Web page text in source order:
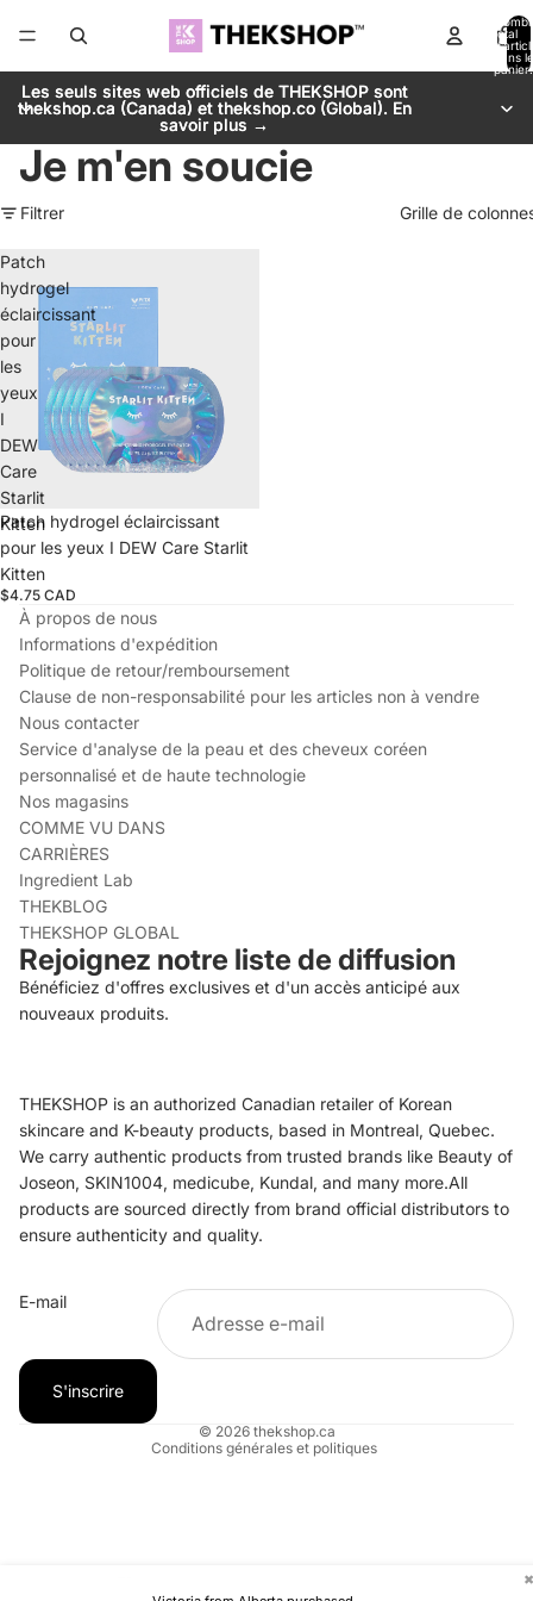
total
dans le
Les seuls sites web officiels de THEKSHOP sont
thekshop.ca (Canada) et thekshop.co (Global). En
savoir plus →
Les seuls sites web officiels de THEKSHOP sont
thekshop.ca (Canada) et thekshop.co (Global). En
savoir plus →
Je m'en soucie
Filtrer Grille de
Patch
hydrogel
éclaircissant
pour
les
yeux
I
DEW
Care
Starlit
Kitten
Épuisé
Patch hydrogel éclaircissant
pour les yeux I DEW Care Starlit
Kitten
$4.75 CAD
À propos de nous
Informations d'expédition
Politique de retour/remboursement
Clause de non-responsabilité pour les articles non à vendre
Nous contacter
Service d'analyse de la peau et des cheveux coréen
personnalisé et de haute technologie
Nos magasins
COMME VU DANS
CARRIÈRES
Ingredient Lab
THEKBLOG
THEKSHOP GLOBAL
Rejoignez notre liste de diffusion
Bénéficiez d'offres exclusives et d'un accès anticipé aux
nouveaux produits.
THEKSHOP is an authorized Canadian retailer of Korean
skincare and K-beauty products, based in Montreal, Quebec.
We carry authentic products from trusted brands like Beauty of
Joseon, SKIN1004, medicube, Kundal, and many more.All
products are sourced directly from brand official distributors to
ensure authenticity and quality.
E-mail
S'inscrire
© 2026 thekshop.ca
Conditions générales et politiques
Politique de confidentialité
Conditions d’utilisation
Politique d’expédition
✖